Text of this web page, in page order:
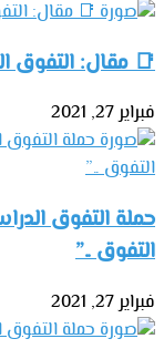
📑 مقال: التفوق
فبراير 27, 2021
حملة التفوق
التفوق ..”
فبراير 27, 2021